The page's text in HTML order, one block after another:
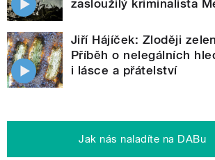
zasloužilý kriminalista
Jiří Hájíček: Zloději
Příběh o nelegálních
i lásce a přátelství
Jak nás naladíte na DABu